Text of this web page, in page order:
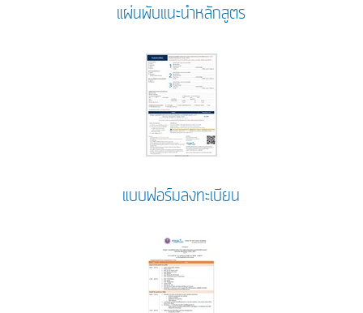
แผ่นพับแนะนำหลักสูตร
แบบฟอร์มลงทะเบียน